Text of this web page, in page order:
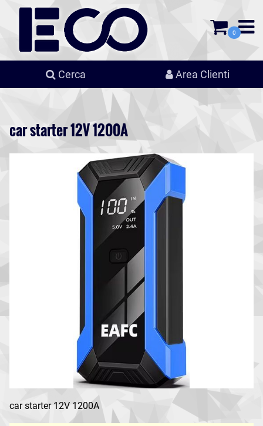
0
Cerca Area Clienti
car starter 12V 1200A
car starter 12V 1200A